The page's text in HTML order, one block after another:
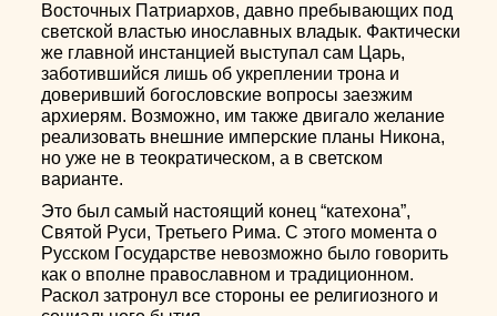
Восточных Патриархов, давно пребывающих под
светской властью инославных владык. Фактически
же главной инстанцией выступал сам Царь,
заботившийся лишь об укреплении трона и
доверивший богословские вопросы заезжим
архиерям. Возможно, им также двигало желание
реализовать внешние имперские планы Никона,
но уже не в теократическом, а в светском
варианте.
Это был самый настоящий конец “катехона”,
Святой Руси, Третьего Рима. С этого момента о
Русском Государстве невозможно было говорить
как о вполне православном и традиционном.
Раскол затронул все стороны ее религиозного и